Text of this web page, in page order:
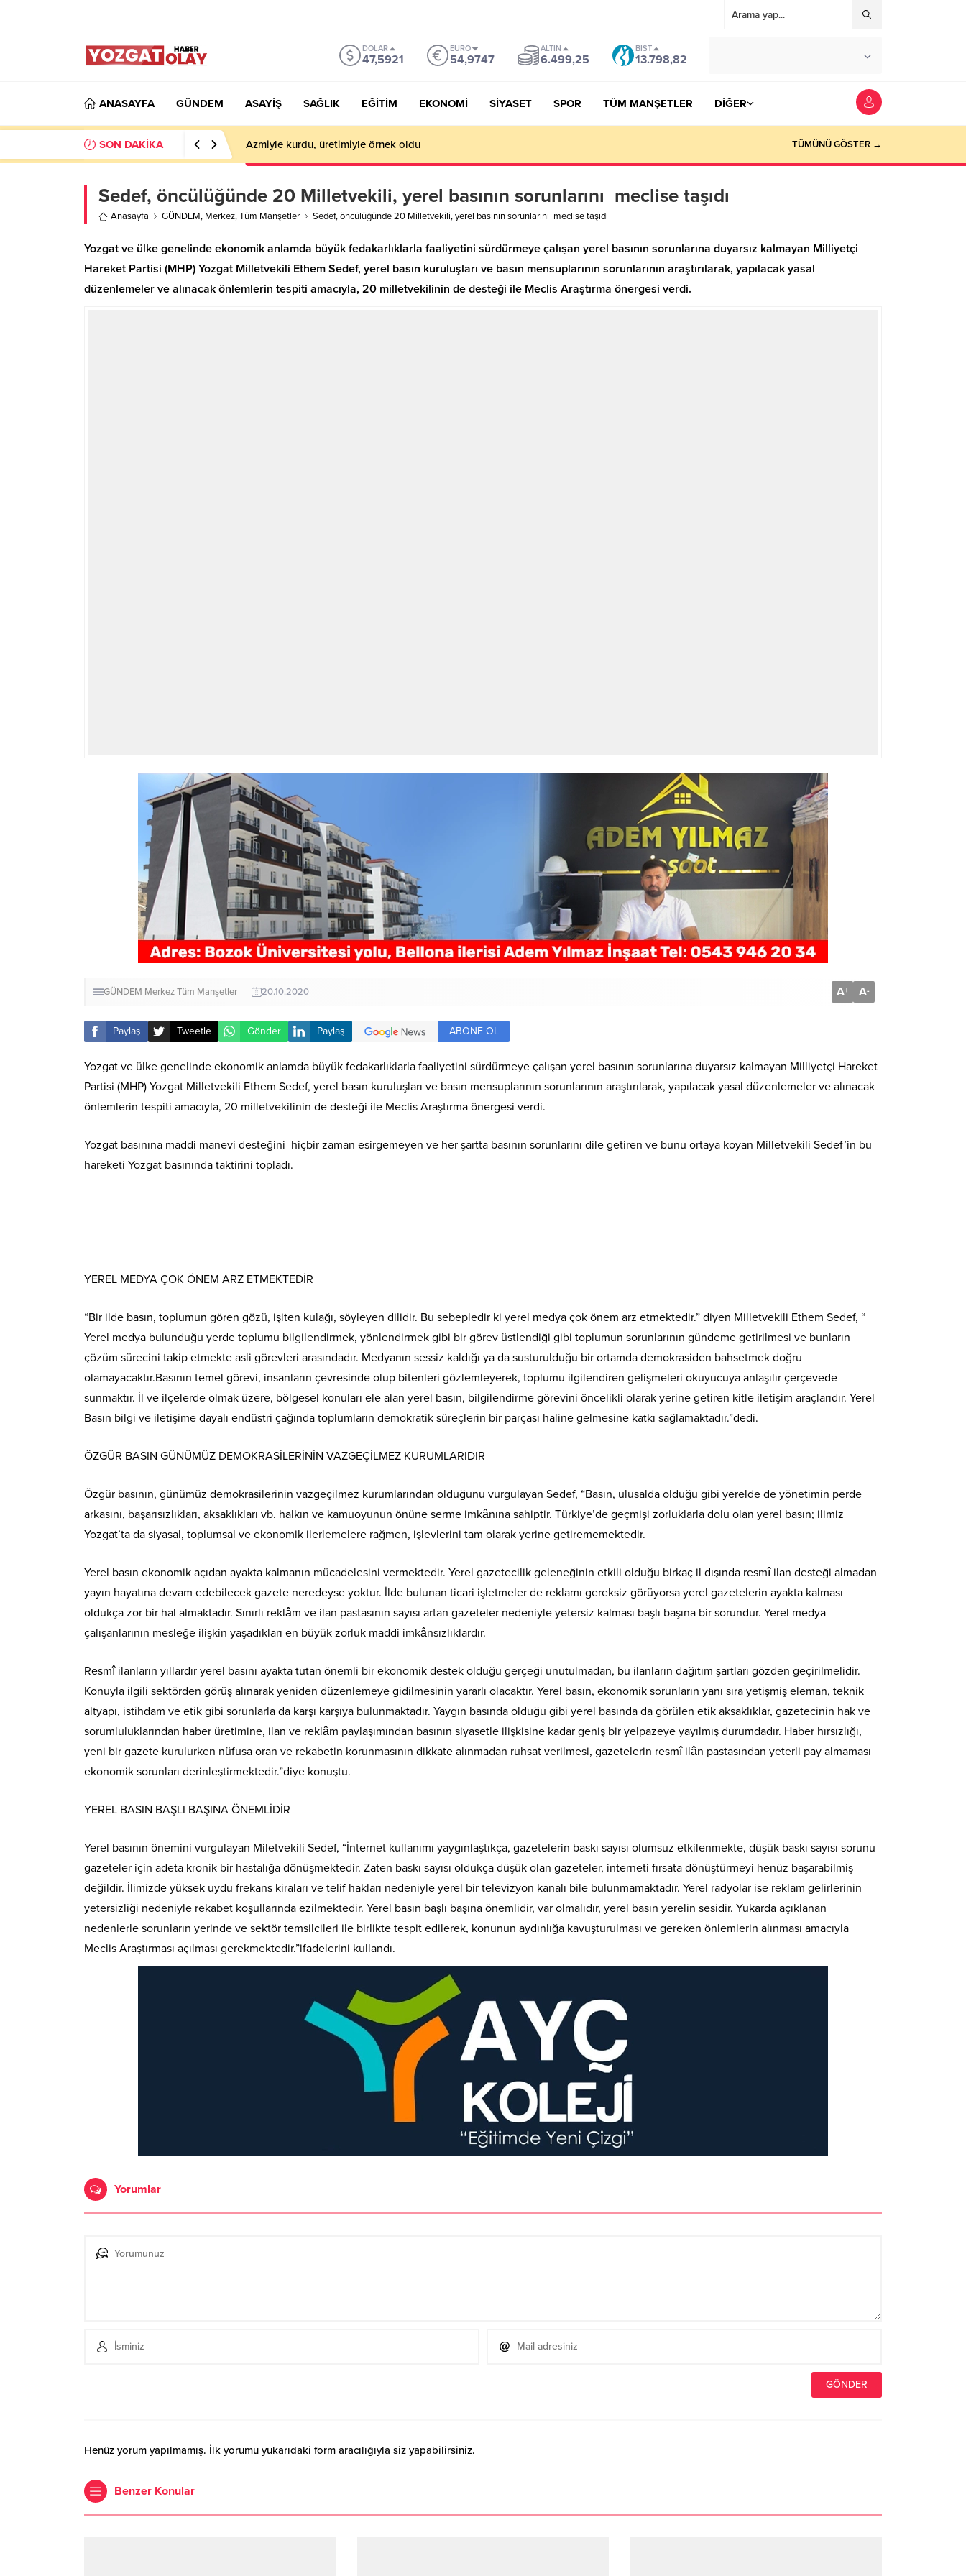
DOLAR
47,5921
EURO
54,9747
ALTIN
6.499,25
BIST
13.798,82
ANASAYFA GÜNDEM ASAYİŞ SAĞLIK EĞİTİM EKONOMİ SİYASET SPOR TÜM MANŞETLER DİĞER
SON DAKİKA Azmiyle kurdu, üretimiyle örnek oldu TÜMÜNÜ GÖSTER →
Sedef, öncülüğünde 20 Milletvekili, yerel basının sorunlarını meclise taşıdı
Anasayfa GÜNDEM, Merkez,Tüm Manşetler Sedef, öncülüğünde 20 Milletvekili, yerel basının sorunlarını meclise taşıdı
Yozgat ve ülke genelinde ekonomik anlamda büyük fedakarlıklarla faaliyetini sürdürmeye çalışan yerel basının sorunlarına duyarsız kalmayan Milliyetçi
Hareket Partisi (MHP) Yozgat Milletvekili Ethem Sedef, yerel basın kuruluşları ve basın mensuplarının sorunlarının araştırılarak, yapılacak yasal
düzenlemeler ve alınacak önlemlerin tespiti amacıyla, 20 milletvekilinin de desteği ile Meclis Araştırma önergesi verdi.
GÜNDEM MerkezTüm Manşetler 20.10.2020 A+ A-
Paylaş Tweetle Gönder Paylaş ABONE OL
Yozgat ve ülke genelinde ekonomik anlamda büyük fedakarlıklarla faaliyetini sürdürmeye çalışan yerel basının sorunlarına duyarsız kalmayan Milliyetçi Hareket
Partisi (MHP) Yozgat Milletvekili Ethem Sedef, yerel basın kuruluşları ve basın mensuplarının sorunlarının araştırılarak, yapılacak yasal düzenlemeler ve alınacak
önlemlerin tespiti amacıyla, 20 milletvekilinin de desteği ile Meclis Araştırma önergesi verdi.
Yozgat basınına maddi manevi desteğini hiçbir zaman esirgemeyen ve her şartta basının sorunlarını dile getiren ve bunu ortaya koyan Milletvekili Sedef’in bu
hareketi Yozgat basınında taktirini topladı.
YEREL MEDYA ÇOK ÖNEM ARZ ETMEKTEDİR
“Bir ilde basın, toplumun gören gözü, işiten kulağı, söyleyen dilidir. Bu sebepledir ki yerel medya çok önem arz etmektedir.” diyen Milletvekili Ethem Sedef, “
Yerel medya bulunduğu yerde toplumu bilgilendirmek, yönlendirmek gibi bir görev üstlendiği gibi toplumun sorunlarının gündeme getirilmesi ve bunların
çözüm sürecini takip etmekte asli görevleri arasındadır. Medyanın sessiz kaldığı ya da susturulduğu bir ortamda demokrasiden bahsetmek doğru
olamayacaktır.Basının temel görevi, insanların çevresinde olup bitenleri gözlemleyerek, toplumu ilgilendiren gelişmeleri okuyucuya anlaşılır çerçevede
sunmaktır. İl ve ilçelerde olmak üzere, bölgesel konuları ele alan yerel basın, bilgilendirme görevini öncelikli olarak yerine getiren kitle iletişim araçlarıdır. Yerel
Basın bilgi ve iletişime dayalı endüstri çağında toplumların demokratik süreçlerin bir parçası haline gelmesine katkı sağlamaktadır.”dedi.
ÖZGÜR BASIN GÜNÜMÜZ DEMOKRASİLERİNİN VAZGEÇİLMEZ KURUMLARIDIR
Özgür basının, günümüz demokrasilerinin vazgeçilmez kurumlarından olduğunu vurgulayan Sedef, “Basın, ulusalda olduğu gibi yerelde de yönetimin perde
arkasını, başarısızlıkları, aksaklıkları vb. halkın ve kamuoyunun önüne serme imkânına sahiptir. Türkiye’de geçmişi zorluklarla dolu olan yerel basın; ilimiz
Yozgat’ta da siyasal, toplumsal ve ekonomik ilerlemelere rağmen, işlevlerini tam olarak yerine getirememektedir.
Yerel basın ekonomik açıdan ayakta kalmanın mücadelesini vermektedir. Yerel gazetecilik geleneğinin etkili olduğu birkaç il dışında resmî ilan desteği almadan
yayın hayatına devam edebilecek gazete neredeyse yoktur. İlde bulunan ticari işletmeler de reklamı gereksiz görüyorsa yerel gazetelerin ayakta kalması
oldukça zor bir hal almaktadır. Sınırlı reklâm ve ilan pastasının sayısı artan gazeteler nedeniyle yetersiz kalması başlı başına bir sorundur. Yerel medya
çalışanlarının mesleğe ilişkin yaşadıkları en büyük zorluk maddi imkânsızlıklardır.
Resmî ilanların yıllardır yerel basını ayakta tutan önemli bir ekonomik destek olduğu gerçeği unutulmadan, bu ilanların dağıtım şartları gözden geçirilmelidir.
Konuyla ilgili sektörden görüş alınarak yeniden düzenlemeye gidilmesinin yararlı olacaktır. Yerel basın, ekonomik sorunların yanı sıra yetişmiş eleman, teknik
altyapı, istihdam ve etik gibi sorunlarla da karşı karşıya bulunmaktadır. Yaygın basında olduğu gibi yerel basında da görülen etik aksaklıklar, gazetecinin hak ve
sorumluluklarından haber üretimine, ilan ve reklâm paylaşımından basının siyasetle ilişkisine kadar geniş bir yelpazeye yayılmış durumdadır. Haber hırsızlığı,
yeni bir gazete kurulurken nüfusa oran ve rekabetin korunmasının dikkate alınmadan ruhsat verilmesi, gazetelerin resmî ilân pastasından yeterli pay almaması
ekonomik sorunları derinleştirmektedir.”diye konuştu.
YEREL BASIN BAŞLI BAŞINA ÖNEMLİDİR
Yerel basının önemini vurgulayan Miletvekili Sedef, “İnternet kullanımı yaygınlaştıkça, gazetelerin baskı sayısı olumsuz etkilenmekte, düşük baskı sayısı sorunu
gazeteler için adeta kronik bir hastalığa dönüşmektedir. Zaten baskı sayısı oldukça düşük olan gazeteler, interneti fırsata dönüştürmeyi henüz başarabilmiş
değildir. İlimizde yüksek uydu frekans kiraları ve telif hakları nedeniyle yerel bir televizyon kanalı bile bulunmamaktadır. Yerel radyolar ise reklam gelirlerinin
yetersizliği nedeniyle rekabet koşullarında ezilmektedir. Yerel basın başlı başına önemlidir, var olmalıdır, yerel basın yerelin sesidir. Yukarda açıklanan
nedenlerle sorunların yerinde ve sektör temsilcileri ile birlikte tespit edilerek, konunun aydınlığa kavuşturulması ve gereken önlemlerin alınması amacıyla
Meclis Araştırması açılması gerekmektedir.”ifadelerini kullandı.
Yorumlar
Henüz yorum yapılmamış. İlk yorumu yukarıdaki form aracılığıyla siz yapabilirsiniz.
Benzer Konular